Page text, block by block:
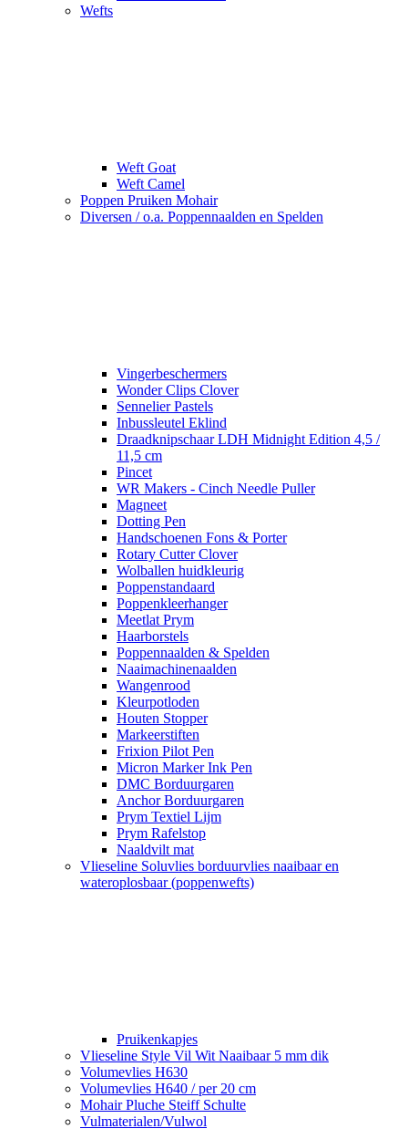
Wefts
Weft Goat
Weft Camel
Poppen Pruiken Mohair
Diversen / o.a. Poppennaalden en Spelden
Vingerbeschermers
Wonder Clips Clover
Sennelier Pastels
Inbussleutel Eklind
Draadknipschaar LDH Midnight Edition 4,5 /
11,5 cm
Pincet
WR Makers - Cinch Needle Puller
Magneet
Dotting Pen
Handschoenen Fons & Porter
Rotary Cutter Clover
Wolballen huidkleurig
Poppenstandaard
Poppenkleerhanger
Meetlat Prym
Haarborstels
Poppennaalden & Spelden
Naaimachinenaalden
Wangenrood
Kleurpotloden
Houten Stopper
Markeerstiften
Frixion Pilot Pen
Micron Marker Ink Pen
DMC Borduurgaren
Anchor Borduurgaren
Prym Textiel Lijm
Prym Rafelstop
Naaldvilt mat
Vlieseline Soluvlies borduurvlies naaibaar en
wateroplosbaar (poppenwefts)
Pruikenkapjes
Vlieseline Style Vil Wit Naaibaar 5 mm dik
Volumevlies H630
Volumevlies H640 / per 20 cm
Mohair Pluche Steiff Schulte
Vulmaterialen/Vulwol